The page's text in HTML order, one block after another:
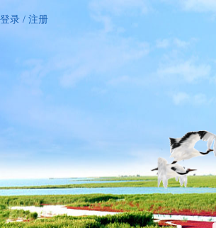
登录 / 注册